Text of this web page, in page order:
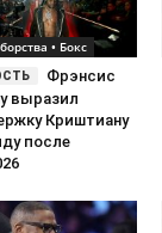
• Бокс
Фрэнсис
выразил
Криштиану
после